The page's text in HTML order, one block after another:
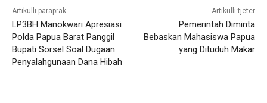
Artikulli paraprak
LP3BH Manokwari Apresiasi
Polda Papua Barat Panggil
Bupati Sorsel Soal Dugaan
Penyalahgunaan Dana Hibah
Artikulli tjetër
Pemerintah Diminta
Bebaskan Mahasiswa Papua
yang Dituduh Makar